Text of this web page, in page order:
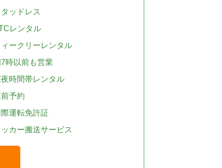
ッドレス
レンタル
ークリーレンタル
時以前も営業
時間帯レンタル
予約
運転免許証
カー搬送サービス